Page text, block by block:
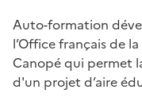
Auto-formation
l’Office français de
Canopé qui permet
d'un projet d’aire